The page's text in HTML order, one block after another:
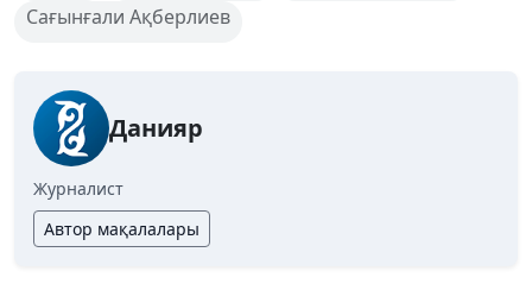
Сағынғали Ақберлиев
Данияр
Журналист
Автор мақалалары